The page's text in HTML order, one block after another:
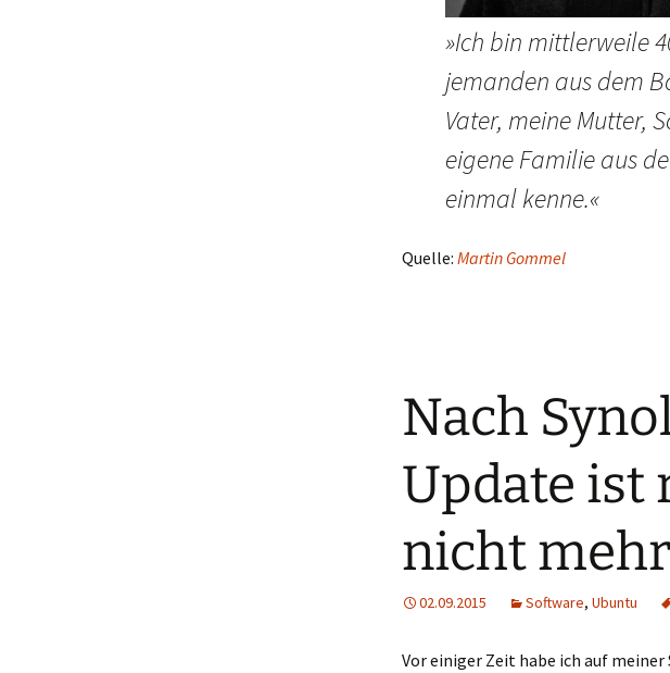
»Ich bin mittlerweile
jemanden aus dem
Vater, meine Mutter,
eigene Familie aus
einmal kenne.«
Quelle: Martin Gommel
Nach
Update
nicht
02.09.2015 Software, Ubuntu
Vor einiger Zeit habe ich auf